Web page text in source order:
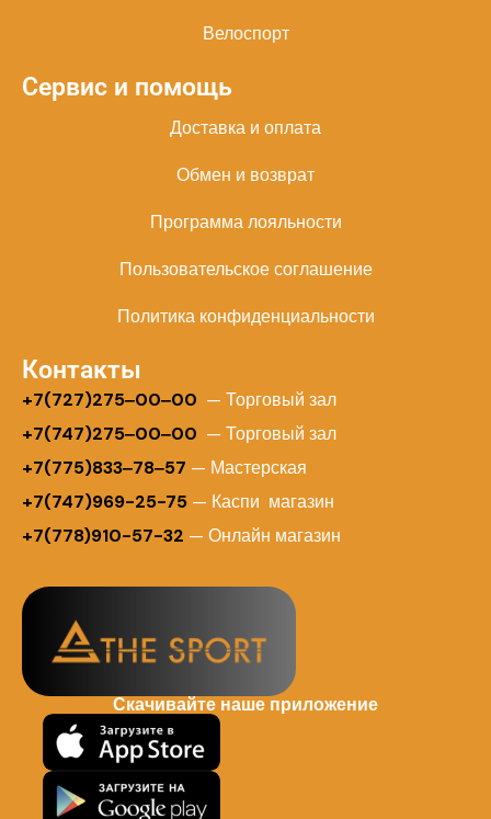
Велоспорт
Сервис и помощь
Доставка и оплата
Обмен и возврат
Программа лояльности
Пользовательское соглашение
Политика конфиденциальности
Контакты
+7(727)275‒00‒00 — Торговый зал
+7(747)275‒00‒00 — Торговый зал
+7(775)833‒78‒57 — Мастерская
+7(747)969-25-75 — Каспи магазин
+7(778)910-57-32 — Онлайн магазин
Скачивайте наше приложение